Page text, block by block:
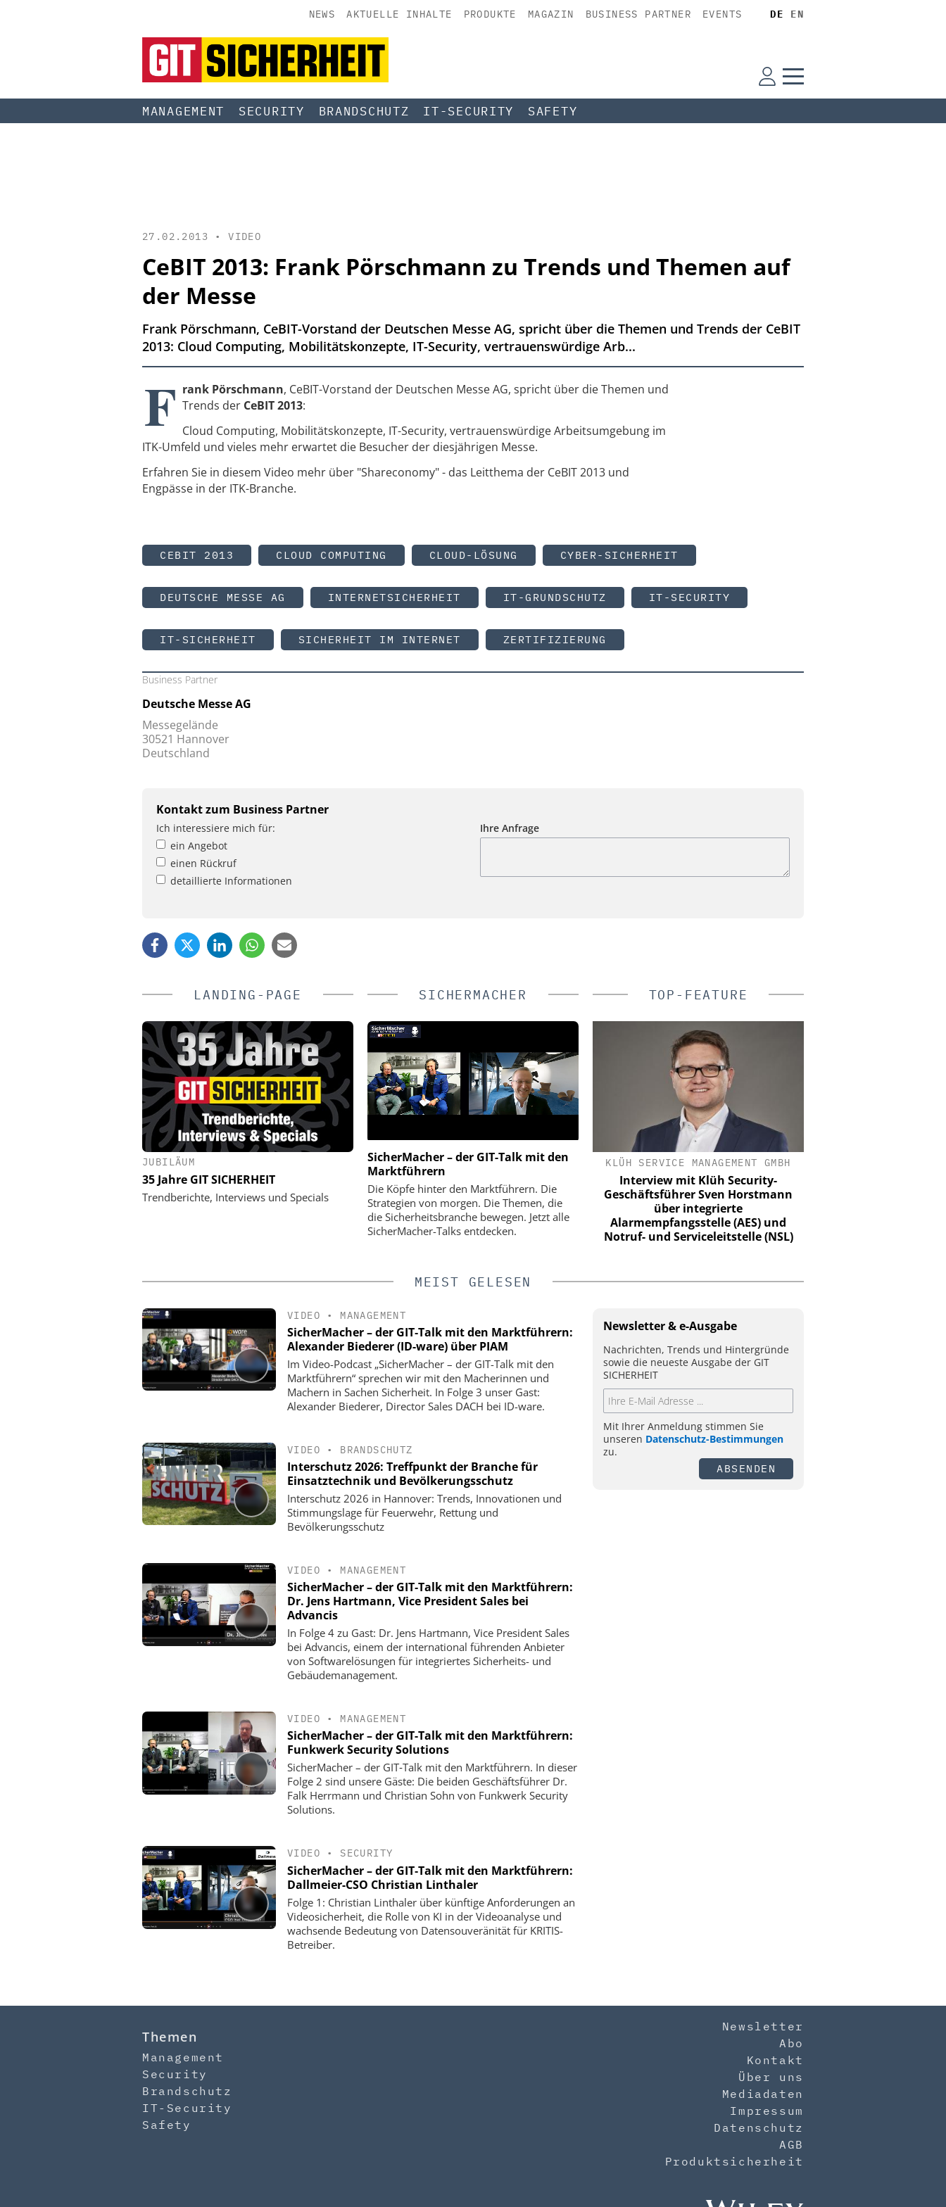
NEWS AKTUELLE INHALTE PRODUKTE MAGAZIN BUSINESS PARTNER EVENTS DE EN
MANAGEMENT SECURITY BRANDSCHUTZ IT-SECURITY SAFETY
27.02.2013 •VIDEO
CeBIT 2013: Frank Pörschmann zu Trends und Themen auf
der Messe
Frank Pörschmann, CeBIT-Vorstand der Deutschen Messe AG, spricht über die Themen und Trends der CeBIT
2013: Cloud Computing, Mobilitätskonzepte, IT-Security, vertrauenswürdige Arb...
F rank Pörschmann, CeBIT-Vorstand der Deutschen Messe AG, spricht über die Themen und
Trends der CeBIT 2013:
Cloud Computing, Mobilitätskonzepte, IT-Security, vertrauenswürdige Arbeitsumgebung im
ITK-Umfeld und vieles mehr erwartet die Besucher der diesjährigen Messe.
Erfahren Sie in diesem Video mehr über "Shareconomy" - das Leitthema der CeBIT 2013 und
Engpässe in der ITK-Branche.
CEBIT 2013 CLOUD COMPUTING CLOUD-LÖSUNG CYBER-SICHERHEIT
DEUTSCHE MESSE AG INTERNETSICHERHEIT IT-GRUNDSCHUTZ IT-SECURITY
IT-SICHERHEIT SICHERHEIT IM INTERNET ZERTIFIZIERUNG
Business Partner
Deutsche Messe AG
Messegelände
30521 Hannover
Deutschland
Kontakt zum Business Partner
Ich interessiere mich für:
ein Angebot
einen Rückruf
detaillierte Informationen
Ihre Anfrage
LANDING-PAGE
JUBILÄUM
35 Jahre GIT SICHERHEIT
Trendberichte, Interviews und Specials
SICHERMACHER
SicherMacher – der GIT-Talk mit den
Marktführern
Die Köpfe hinter den Marktführern. Die
Strategien von morgen. Die Themen, die
die Sicherheitsbranche bewegen. Jetzt alle
SicherMacher-Talks entdecken.
TOP-FEATURE
AG SMART INFRASTRUCTURE
PMRExpo 2026 - Leitmesse für
hybride, kritische Kommunikation
SEMTECH /SIERRA WIRELESS S.A.
Wie europäische Unternehmen
zuverlässige mobile
Videoüberwachung erreichen – ohne
das Budget zu sprengen
KLÜH SERVICE MANAGEMENT GMBH
Interview mit Klüh Security-
Geschäftsführer Sven Horstmann
über integrierte
Alarmempfangsstelle (AES) und
Notruf- und Serviceleitstelle (NSL)
MEIST GELESEN
VIDEO • MANAGEMENT
SicherMacher – der GIT‑Talk mit den Marktführern:
Alexander Biederer (ID-ware) über PIAM
Im Video-Podcast „SicherMacher – der GIT-Talk mit den
Marktführern“ sprechen wir mit den Macherinnen und
Machern in Sachen Sicherheit. In Folge 3 unser Gast:
Alexander Biederer, Director Sales DACH bei ID-ware.
VIDEO • BRANDSCHUTZ
Interschutz 2026: Treffpunkt der Branche für
Einsatztechnik und Bevölkerungsschutz
Interschutz 2026 in Hannover: Trends, Innovationen und
Stimmungslage für Feuerwehr, Rettung und
Bevölkerungsschutz
VIDEO • MANAGEMENT
SicherMacher – der GIT‑Talk mit den Marktführern:
Dr. Jens Hartmann, Vice President Sales bei
Advancis
In Folge 4 zu Gast: Dr. Jens Hartmann, Vice President Sales
bei Advancis, einem der international führenden Anbieter
von Softwarelösungen für integriertes Sicherheits- und
Gebäudemanagement.
VIDEO • MANAGEMENT
SicherMacher – der GIT-Talk mit den Marktführern:
Funkwerk Security Solutions
SicherMacher – der GIT‑Talk mit den Marktführern. In dieser
Folge 2 sind unsere Gäste: Die beiden Geschäftsführer Dr.
Falk Herrmann und Christian Sohn von Funkwerk Security
Solutions.
VIDEO • SECURITY
SicherMacher – der GIT‑Talk mit den Marktführern:
Dallmeier-CSO Christian Linthaler
Folge 1: Christian Linthaler über künftige Anforderungen an
Videosicherheit, die Rolle von KI in der Videoanalyse und
wachsende Bedeutung von Datensouveränität für KRITIS-
Betreiber.
Newsletter & e-Ausgabe
Nachrichten, Trends und Hintergründe
sowie die neueste Ausgabe der GIT
SICHERHEIT
Mit Ihrer Anmeldung stimmen Sie
unseren Datenschutz-Bestimmungen
zu.
ABSENDEN
Themen
Management
Security
Brandschutz
IT-Security
Safety
Newsletter
Abo
Kontakt
Über uns
Mediadaten
Impressum
Datenschutz
AGB
Produktsicherheit